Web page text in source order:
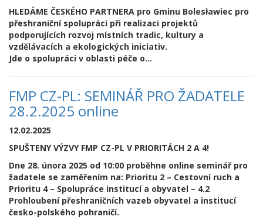
HLEDÁME ČESKÉHO PARTNERA pro Gminu Bolesławiec pro
přeshraniční spolupráci při realizaci projektů
podporujících rozvoj místních tradic, kultury a
vzdělávacích a ekologických iniciativ.
Jde o spolupráci v oblasti péče o...
FMP CZ-PL: SEMINÁŘ PRO ŽADATELE
28.2.2025 online
12.02.2025
SPUŠTENY VÝZVY FMP CZ-PL V PRIORITÁCH 2 A 4!
Dne 28. února 2025 od 10:00 proběhne online seminář pro
žadatele se zaměřením na: Prioritu 2 – Cestovní ruch a
Prioritu 4 – Spolupráce institucí a obyvatel – 4.2
Prohloubení přeshraničních vazeb obyvatel a institucí
česko-polského pohraničí.